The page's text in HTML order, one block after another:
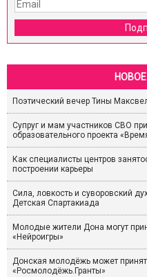
Поэтический вечер Тины
Супруг и мам участников СВО
образовательного проекта
Как специалисты центров
построении карьеры
Сила, ловкость и суворовский
Детская Спартакиада
Молодые жители Дона могут
«Нейроигры»
Донская молодёжь может
«Росмолодёжь.Гранты»